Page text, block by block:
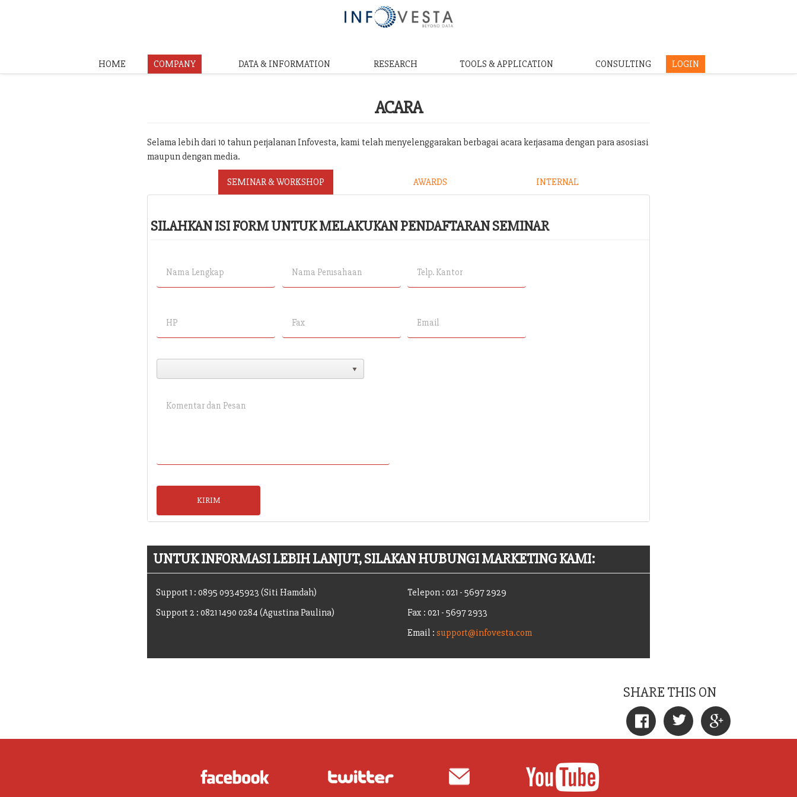
HOME COMPANY DATA & INFORMATION RESEARCH TOOLS & APPLICATION CONSULTING LOGIN
ACARA
Selama lebih dari 10 tahun perjalanan Infovesta, kami telah menyelenggarakan berbagai acara kerjasama dengan para asosiasi
maupun dengan media.
SEMINAR & WORKSHOP AWARDS INTERNAL
SILAHKAN ISI FORM UNTUK MELAKUKAN PENDAFTARAN SEMINAR
UNTUK INFORMASI LEBIH LANJUT, SILAKAN HUBUNGI MARKETING KAMI:
Support 1 : 0895 09345923 (Siti Hamdah)
Support 2 : 0821 1490 0284 (Agustina Paulina)
Telepon : 021 - 5697 2929
Fax : 021 - 5697 2933
Email : support@infovesta.com
SHARE THIS ON